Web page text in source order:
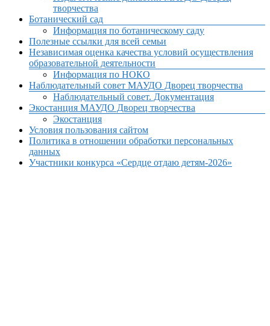
творчества
Ботанический сад
Информация по ботаническому саду
Полезные ссылки для всей семьи
Независимая оценка качества условий осуществления
образовательной деятельности
Информация по НОКО
Наблюдательный совет МАУДО Дворец творчества
Наблюдательный совет. Документация
Экостанция МАУДО Дворец творчества
Экостанция
Условия пользования сайтом
Политика в отношении обработки персональных
данных
Участники конкурса «Сердце отдаю детям-2026»